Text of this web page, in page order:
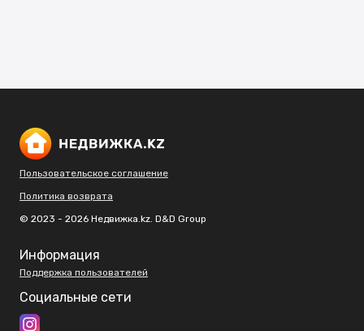
Пользовательское соглашение
Политика возврата
© 2023 - 2026 Недвижка.kz. D&D Group
Информация
Поддержка пользователей
Социальные сети